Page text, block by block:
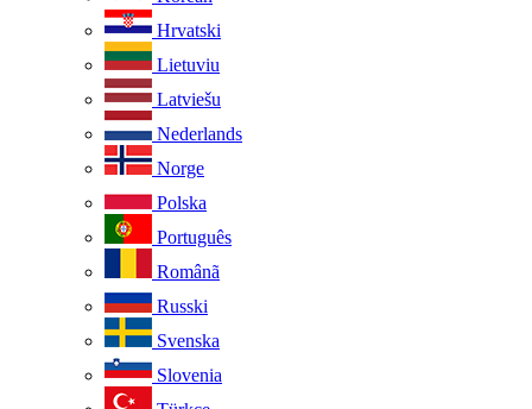
Hrvatski
Lietuviu
Latviešu
Nederlands
Norge
Polska
Português
Românã
Russki
Svenska
Slovenia